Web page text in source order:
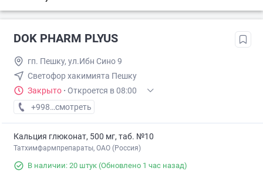
DOK PHARM PLYUS
гп. Пешку, ул.Ибн Сино 9
Светофор хакимията Пешку
Закрыто · Откроется в 08:00
+998 (65) XXX-XX-XX
смотреть
Кальция глюконат, 500 мг, таб. №10
Татхимфармпрепараты, ОАО (Россия)
В наличии: 20 штук (Обновлено 1 час назад)